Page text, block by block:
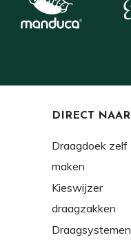
DIRECT NAAR
Draagdoek zelf
maken
Kieswijzer
draagzakken
Draagsystemen